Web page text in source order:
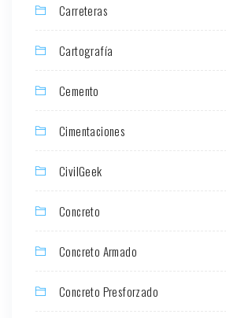
Carreteras
Cartografía
Cemento
Cimentaciones
CivilGeek
Concreto
Concreto Armado
Concreto Presforzado